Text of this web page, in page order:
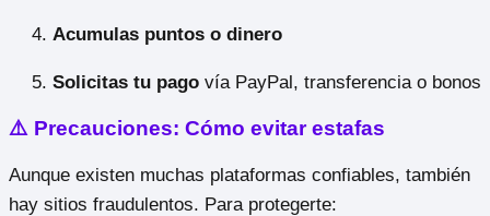
Acumulas puntos o dinero
Solicitas tu pago vía PayPal, transferencia o bonos
⚠️ Precauciones: Cómo evitar estafas
Aunque existen muchas plataformas confiables, también
hay sitios fraudulentos. Para protegerte: